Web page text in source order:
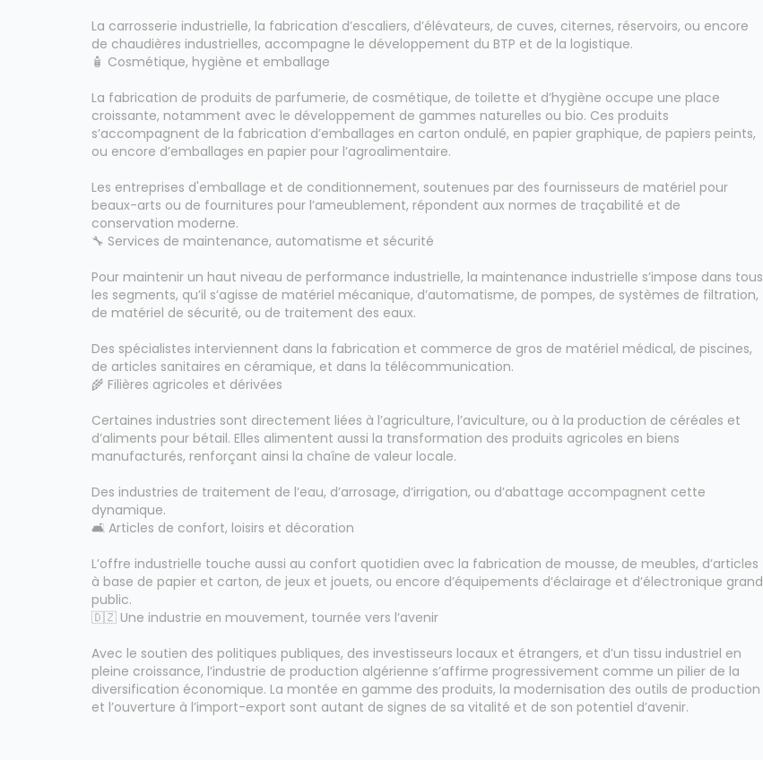
La carrosserie industrielle, la fabrication d’escaliers, d’élévateurs, de cuves, citernes, réservoirs, ou encore
de chaudières industrielles, accompagne le développement du BTP et de la logistique.
🧴 Cosmétique, hygiène et emballage
La fabrication de produits de parfumerie, de cosmétique, de toilette et d’hygiène occupe une place
croissante, notamment avec le développement de gammes naturelles ou bio. Ces produits
s’accompagnent de la fabrication d’emballages en carton ondulé, en papier graphique, de papiers peints,
ou encore d’emballages en papier pour l’agroalimentaire.
Les entreprises d'emballage et de conditionnement, soutenues par des fournisseurs de matériel pour
beaux-arts ou de fournitures pour l’ameublement, répondent aux normes de traçabilité et de
conservation moderne.
🔧 Services de maintenance, automatisme et sécurité
Pour maintenir un haut niveau de performance industrielle, la maintenance industrielle s’impose dans tous
les segments, qu’il s’agisse de matériel mécanique, d’automatisme, de pompes, de systèmes de filtration,
de matériel de sécurité, ou de traitement des eaux.
Des spécialistes interviennent dans la fabrication et commerce de gros de matériel médical, de piscines,
de articles sanitaires en céramique, et dans la télécommunication.
🌾 Filières agricoles et dérivées
Certaines industries sont directement liées à l’agriculture, l’aviculture, ou à la production de céréales et
d’aliments pour bétail. Elles alimentent aussi la transformation des produits agricoles en biens
manufacturés, renforçant ainsi la chaîne de valeur locale.
Des industries de traitement de l’eau, d’arrosage, d’irrigation, ou d’abattage accompagnent cette
dynamique.
🛋️ Articles de confort, loisirs et décoration
L’offre industrielle touche aussi au confort quotidien avec la fabrication de mousse, de meubles, d’articles
à base de papier et carton, de jeux et jouets, ou encore d’équipements d’éclairage et d’électronique grand
public.
🇩🇿 Une industrie en mouvement, tournée vers l’avenir
Avec le soutien des politiques publiques, des investisseurs locaux et étrangers, et d’un tissu industriel en
pleine croissance, l’industrie de production algérienne s’affirme progressivement comme un pilier de la
diversification économique. La montée en gamme des produits, la modernisation des outils de production
et l’ouverture à l’import-export sont autant de signes de sa vitalité et de son potentiel d’avenir.